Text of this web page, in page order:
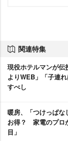
関連特集
現役ホテルマンが伝
よりWEB」「子連
すべし
暖房、「つけっぱな
お得？ 家電のプロ
目」